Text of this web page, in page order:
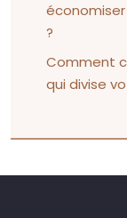
?
Comment
qui divise